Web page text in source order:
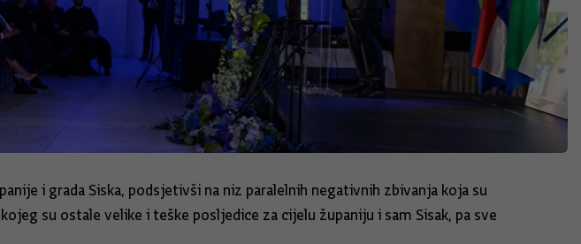
i grada Siska, podsjetivši na niz paralelnih negativnih zbivanja koja su
su ostale velike i teške posljedice za cijelu županiju i sam Sisak, pa sve